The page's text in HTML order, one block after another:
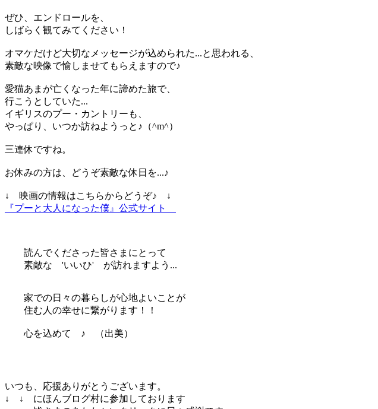
ぜひ、エンドロールを、
しばらく観てみてください！
オマケだけど大切なメッセージが込められた...と思われる、
素敵な映像で愉しませてもらえますので♪
愛猫あまが亡くなった年に諦めた旅で、
行こうとしていた...
イギリスのプー・カントリーも、
やっぱり、いつか訪ねようっと♪（^m^）
三連休ですね。
お休みの方は、どうぞ素敵な休日を...♪
↓ 映画の情報はこちらからどうぞ♪ ↓
『プーと大人になった僕』公式サイト
読んでくださった皆さまにとって
素敵な 'いいひ' が訪れますよう...
家での日々の暮らしが心地よいことが
住む人の幸せに繋がります！！
心を込めて ♪ （出美）
いつも、応援ありがとうございます。
↓ ↓ にほんブログ村に参加しております